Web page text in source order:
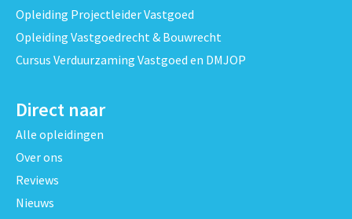
Opleiding Projectleider Vastgoed
Opleiding Vastgoedrecht & Bouwrecht
Cursus Verduurzaming Vastgoed en DMJOP
Direct naar
Alle opleidingen
Over ons
Reviews
Nieuws